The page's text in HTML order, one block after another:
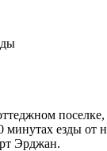
минутах езды от
Эрджан.